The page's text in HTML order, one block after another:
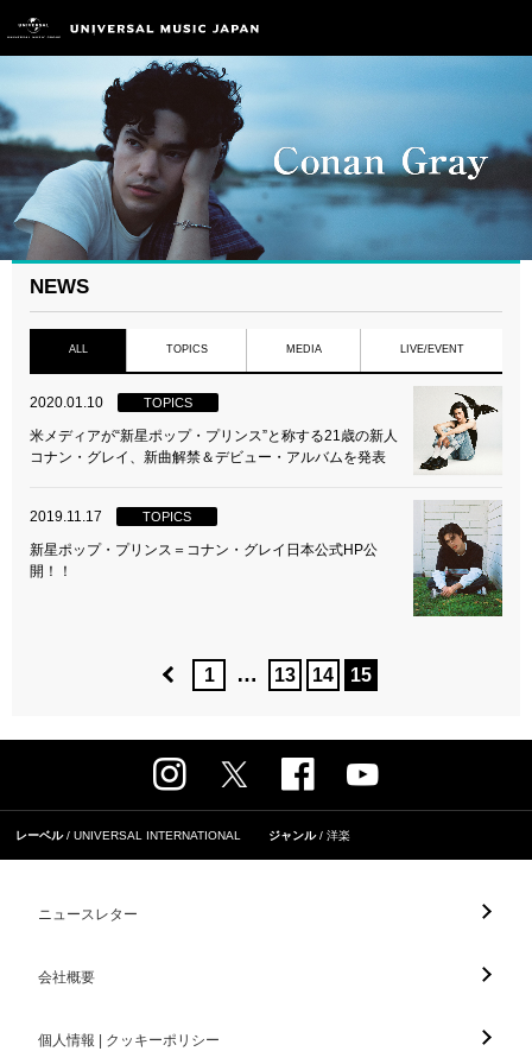
NEWS
ALL TOPICS MEDIA LIVE/EVENT
2020.01.10 TOPICS
米メディアが“新星ポップ・プリンス”と称する21歳の新人
コナン・グレイ、新曲解禁＆デビュー・アルバムを発表
2019.11.17 TOPICS
新星ポップ・プリンス＝コナン・グレイ日本公式HP公
開！！
1 … 13 14 15
レーベル UNIVERSAL INTERNATIONAL ジャンル 洋楽
ニュースレター
会社概要
個人情報 | クッキーポリシー